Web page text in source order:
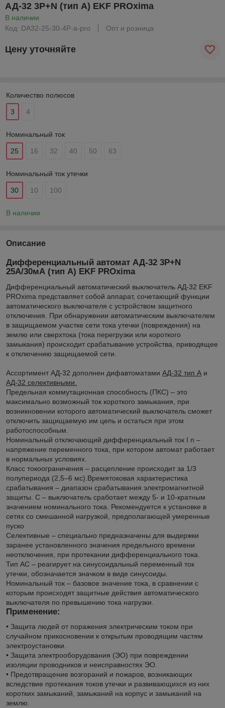
АД-32 3P+N (тип А) EKF PROxima
В наличии
Код: DA32-25-30-4P-a-pro
Опт и розница
Цену уточняйте
Количество полюсов
3 4
Номинальный ток
25 16 32 40 50 63
Номинальный ток утечки
30 10 100
В наличии
Описание
Дифференциальный автомат АД-32 3P+N
25А/30мА (тип А) EKF PROxima
Дифференциальный автоматический выключатель АД-32 EKF
PROxima представляет собой аппарат, сочетающий функции
автоматического выключателя с устройством защитного
отключения. При обнаружении автоматическим выключателем
в защищаемом участке сети тока утечки (повреждения) на
землю или сверхтока (тока перегрузки или короткого
замыкания) происходит срабатывание устройства, приводящее
к отключению защищаемой сети.
Ассортимент АД-32 дополнен дифавтоматами АД-32 тип А и
АД-32 селективными.
Предельная коммутационная способность (ПКС) – это
максимально возможный ток короткого замыкания, при
возникновении которого автоматический выключатель сможет
отключить защищаемую им цепь и остаться при этом
работоспособным.
Номинальный отключающий дифференциальный ток I n –
напряжение переменного тока, при котором автомат работает
в нормальных условиях.
Класс токоограничения – расцепление происходит за 1/3
полупериода (2,5–6 мс).Времятоковая характеристика
срабатывания – диапазон срабатывания электромагнитной
защиты. С – выключатель сработает между 5- и 10-кратным
значением номинального тока. Рекомендуется к установке в
сетях со смешанной нагрузкой, предполагающей умеренные
пуско
Селективные – специально предназначены для выдержки
заранее установленного значения предельного времени
неотключения, при протекании дифференциального тока.
Тип АС – реагирует на синусоидальный переменный ток
утечки, обозначается значком в виде синусоиды.
Номинальный ток – базовое значение тока, в сравнении с
которым происходят защитные действия автоматического
выключателя по превышению тока нагрузки.
Применение:
• Защита людей от поражения электрическим током при
случайном прикосновении к открытым проводящим частям
электроустановки.
• Защита электрооборудования (ЭО) при повреждении
изоляции проводников и неисправностях ЭО.
• Предотвращение возгораний и пожаров, возникающих
вследствие протекания токов утечки и развивающихся из них
коротких замыканий, замыканий на корпус и замыканий на
землю.